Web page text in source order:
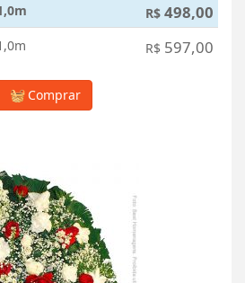
R$ 498,00
R$ 597,00
Comprar